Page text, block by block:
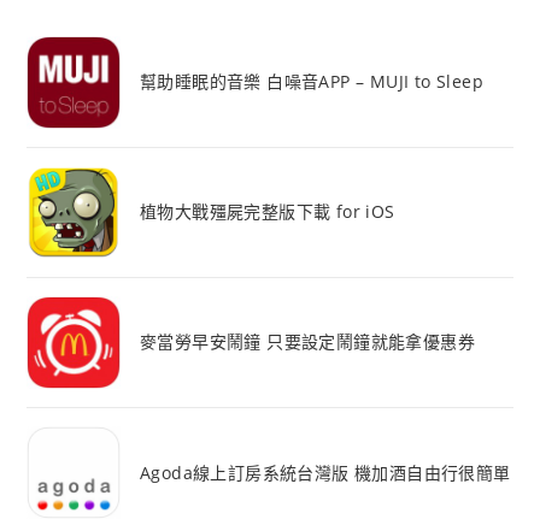
幫助睡眠的音樂 白噪音APP – MUJI to Sleep
植物大戰殭屍完整版下載 for iOS
麥當勞早安鬧鐘 只要設定鬧鐘就能拿優惠券
Agoda線上訂房系統台灣版 機加酒自由行很簡單